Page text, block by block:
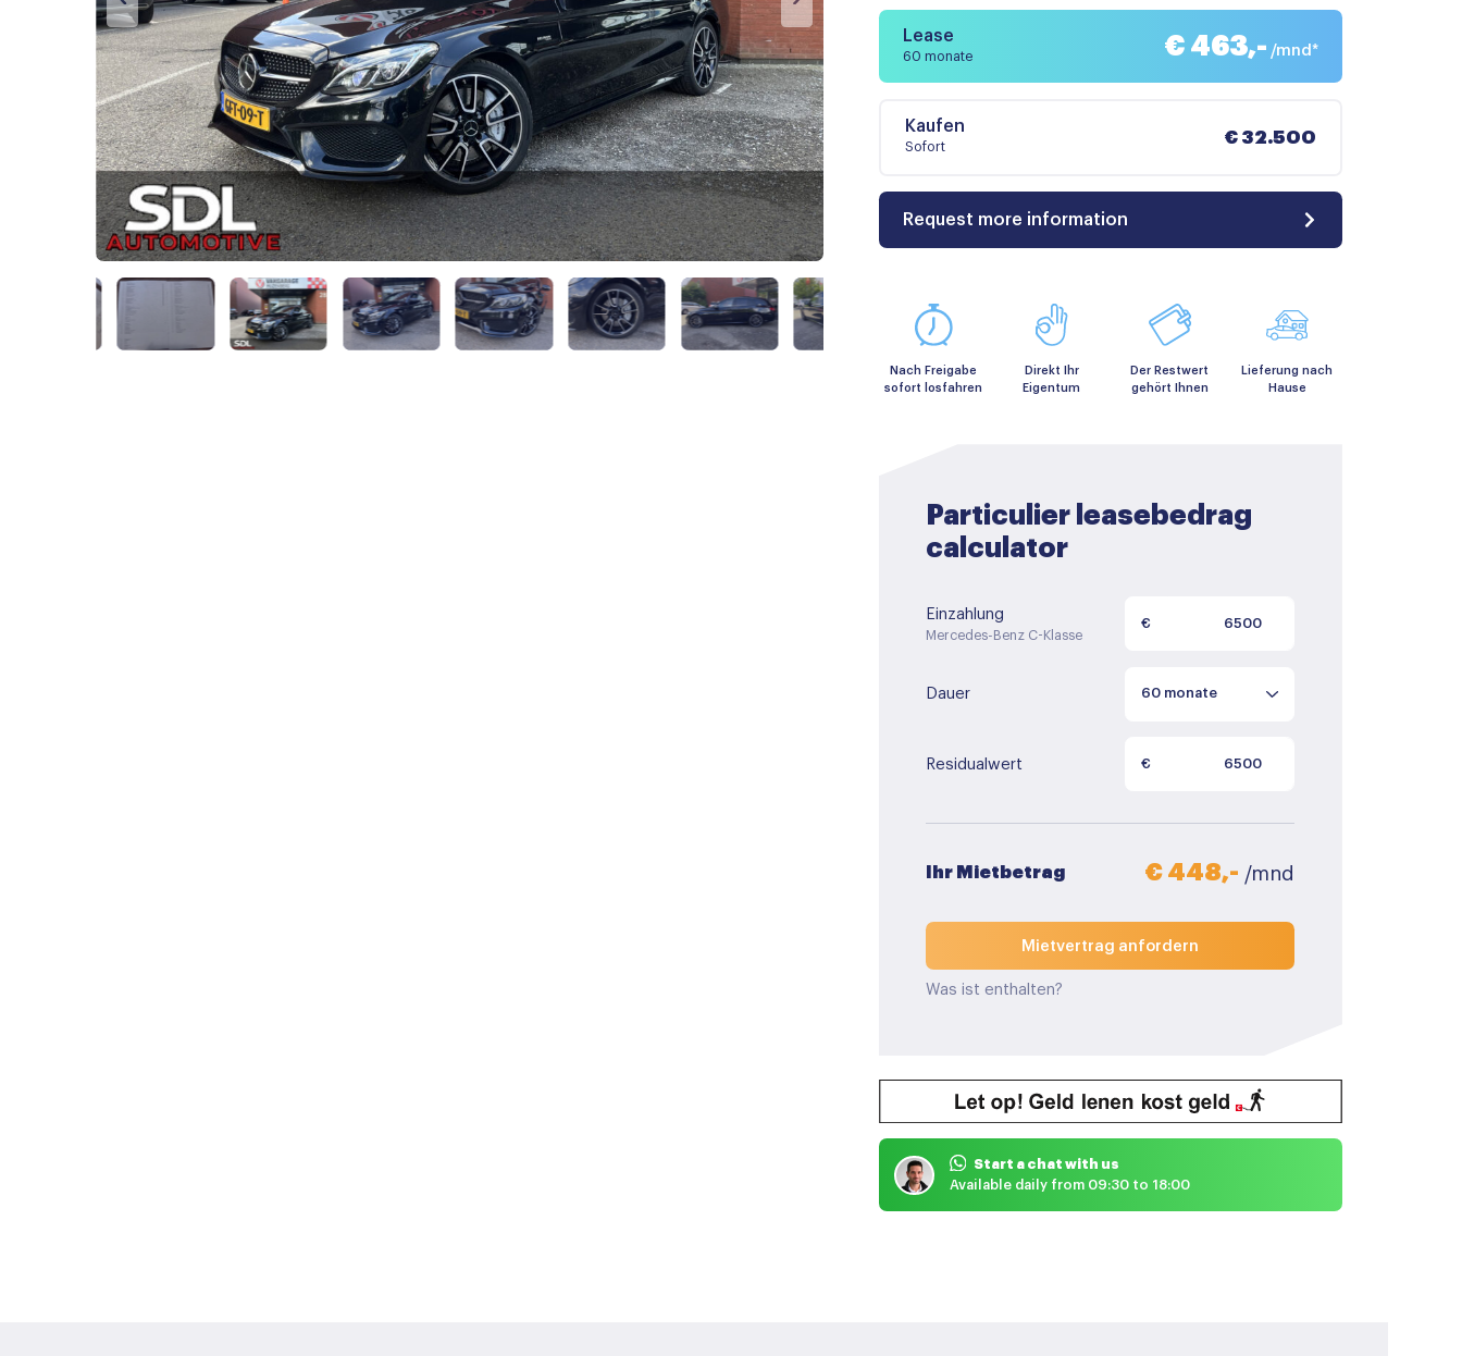
Lease
60 monate € 463,- /mnd*
Kaufen
Sofort
€ 32.500
Request more information
Nach Freigabe
sofort losfahren
Direkt Ihr
Eigentum
Der Restwert
gehört Ihnen
Lieferung nach
Hause
Particulier leasebedrag
calculator
Einzahlung
Mercedes-Benz C-Klasse
€
Dauer
Residualwert €
Ihr Mietbetrag € 448,- /mnd
Mietvertrag anfordern
Was ist enthalten?
Start a chat with us
Available daily from 09:30 to 18:00